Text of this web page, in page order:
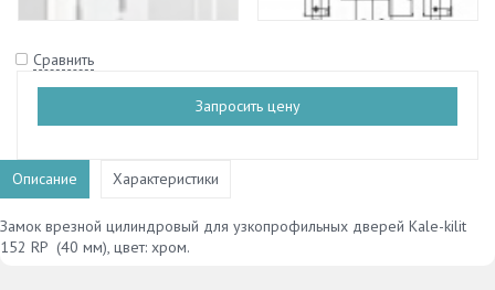
Сравнить
Запросить цену
Описание Характеристики
Замок врезной цилиндровый для узкопрофильных дверей Kale-kilit
152 RP (40 мм), цвет: хром.